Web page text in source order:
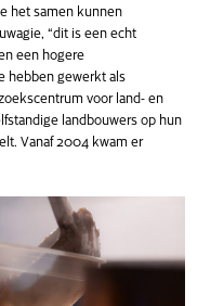
het samen kunnen
“dit is een echt
een hogere
hebben gewerkt als
voor land- en
landbouwers op hun
Vanaf 2004 kwam er